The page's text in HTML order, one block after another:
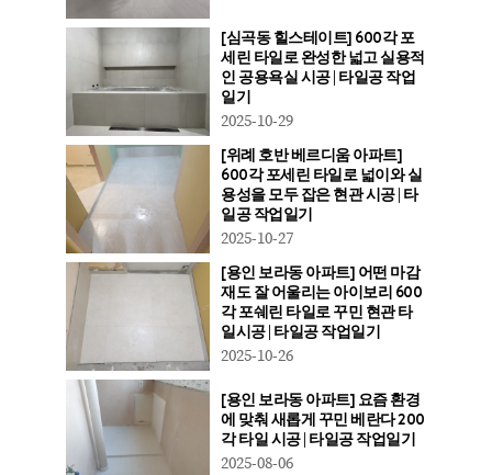
[심곡동 힐스테이트] 600각 포
세린 타일로 완성한 넓고 실용적
인 공용욕실 시공 | 타일공 작업
일기
2025-10-29
[위례 호반 베르디움 아파트]
600각 포세린 타일로 넓이와 실
용성을 모두 잡은 현관 시공 | 타
일공 작업일기
2025-10-27
[용인 보라동 아파트] 어떤 마감
재도 잘 어울리는 아이보리 600
각 포쉐린 타일로 꾸민 현관 타
일시공 | 타일공 작업일기
2025-10-26
[용인 보라동 아파트] 요즘 환경
에 맞춰 새롭게 꾸민 베란다 200
각 타일 시공 | 타일공 작업일기
2025-08-06